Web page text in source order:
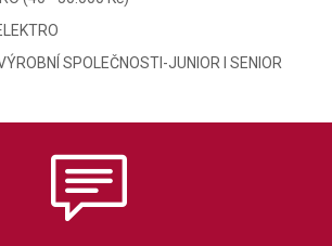
SPOLEČNOSTI-JUNIOR I SENIOR